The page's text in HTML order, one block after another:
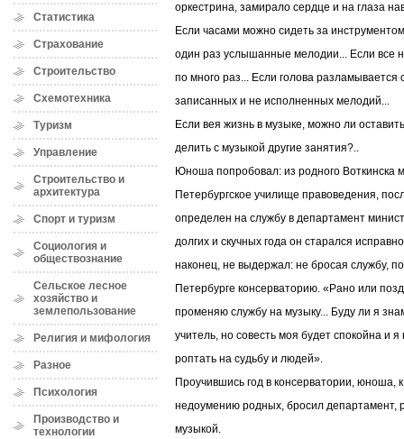
Статистика
Страхование
Строительство
Схемотехника
Туризм
Управление
Строительство и
архитектура
Спорт и туризм
Социология и
обществознание
Сельское лесное
хозяйство и
землепользование
Религия и мифология
Разное
Психология
Производство и
технологии
оркестрина, замирало сердце и на глаза
Если часами можно сидеть за
один раз услышанные мелодии... Если все
по много раз... Если голова разламывается
записанных и не исполненных мелодий...
Если вея жизнь в музыке, можно ли
делить с музыкой другие занятия?..
Юноша попробовал: из родного Воткинска
Петербургское училище правоведения,
определен на службу в департамент
долгих и скучных года он старался
наконец, не выдержал: не бросая службу,
Петербурге консерваторию. «Рано или
променяю службу на музыку... Буду ли я
учитель, но совесть моя будет спокойна и
роптать на судьбу и людей».
Проучившись год в консерватории, юноша,
недоумению родных, бросил департамент,
музыкой.